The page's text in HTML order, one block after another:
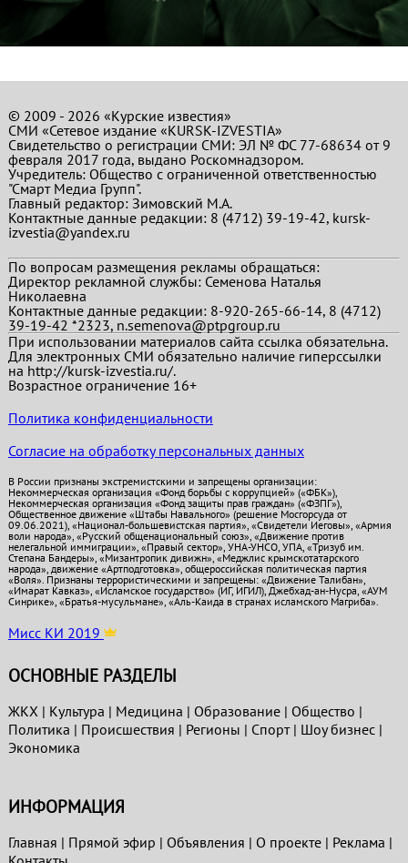
© 2009 - 2026 «Курские известия»
СМИ «Сетевое издание «KURSK-IZVESTIA»
Свидетельство о регистрации СМИ: ЭЛ № ФС 77-68634 от 9
февраля 2017 года, выдано Роскомнадзором.
Учредитель: Общество с ограниченной ответственностью
"Смарт Медиа Групп".
Главный редактор:Зимовский М.А.
Контактные данные редакции: 8 (4712) 39-19-42, kursk-
izvestia@yandex.ru
По вопросам размещения рекламы обращаться:
Директор рекламной службы: Семенова Наталья
Николаевна
Контактные данные редакции: 8-920-265-66-14, 8 (4712)
39-19-42 *2323, n.semenova@ptpgroup.ru
При использовании материалов сайта ссылка обязательна.
Для электронных СМИ обязательно наличие гиперссылки
на http://kursk-izvestia.ru/.
Возрастное ограничение 16+
Политика конфиденциальности
Согласие на обработку персональных данных
В России признаны экстремистскими и запрещены организации:
Некоммерческая организация «Фонд борьбы с коррупцией» («ФБК»),
Некоммерческая организация «Фонд защиты прав граждан» («ФЗПГ»),
Общественное движение «Штабы Навального» (решение Мосгорсуда от
09.06.2021), «Национал-большевистская партия», «Свидетели Иеговы», «Армия
воли народа», «Русский общенациональный союз», «Движение против
нелегальной иммиграции», «Правый сектор», УНА-УНСО, УПА, «Тризуб им.
Степана Бандеры», «Мизантропик дивижн», «Меджлис крымскотатарского
народа», движение «Артподготовка», общероссийская политическая партия
«Воля». Признаны террористическими и запрещены: «Движение Талибан»,
«Имарат Кавказ», «Исламское государство» (ИГ, ИГИЛ), Джебхад-ан-Нусра, «АУМ
Синрике», «Братья-мусульмане», «Аль-Каида в странах исламского Магриба».
Мисс КИ 2019
ОСНОВНЫЕ РАЗДЕЛЫ
ЖКХ| Культура | Медицина | Образование| Общество |
Политика | Проиcшествия | Регионы | Спорт| Шоу бизнес|
Экономика
ИНФОРМАЦИЯ
Главная | Прямой эфир | Объявления | О проекте| Реклама |